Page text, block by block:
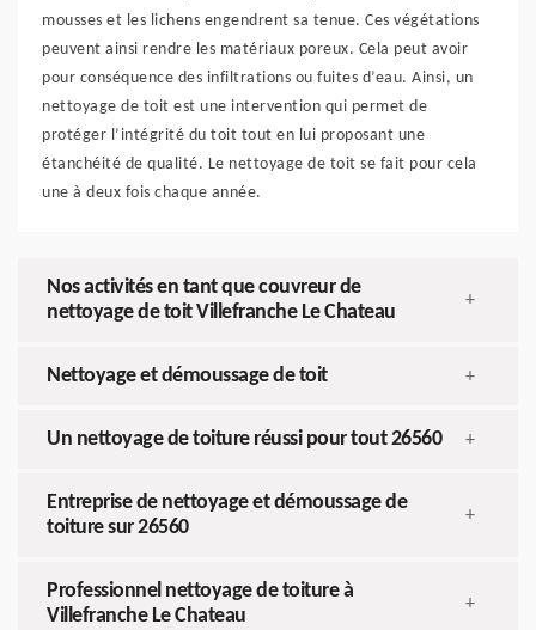
mousses et les lichens engendrent sa tenue. Ces végétations
peuvent ainsi rendre les matériaux poreux. Cela peut avoir
pour conséquence des infiltrations ou fuites d’eau. Ainsi, un
nettoyage de toit est une intervention qui permet de
protéger l’intégrité du toit tout en lui proposant une
étanchéité de qualité. Le nettoyage de toit se fait pour cela
une à deux fois chaque année.
Nos activités en tant que couvreur de
nettoyage de toit Villefranche Le Chateau
+
Nettoyage et démoussage de toit +
Un nettoyage de toiture réussi pour tout 26560 +
Entreprise de nettoyage et démoussage de
toiture sur 26560
+
Professionnel nettoyage de toiture à
Villefranche Le Chateau
+